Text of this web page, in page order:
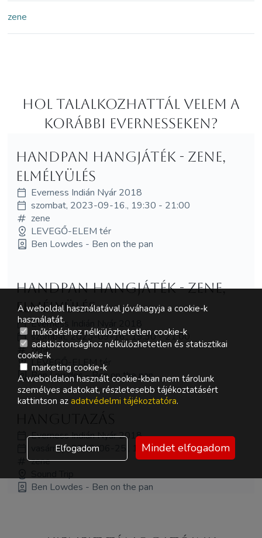
zene
Hol Talalkozhattál velem a
korábbi Evernesseken?
Handpan hangjáték - ZENE,
ELMÉLYÜLÉS
Everness Indián Nyár 2018
szombat, 2023-09-16., 19:30 - 21:00
zene
LEVEGŐ-ELEM tér
Ben Lowdes - Ben on the pan
Handpan hangjáték - ZENE,
ELMÉLYÜLÉS
Everness Indián Nyár 2018
szombat, 2023-09-16., 19:30 - 21:00
zene
LEVEGŐ-ELEM tér
Ben Lowdes - Ben on the pan
Everness Indián Nyár 2018
vasárnap, 2023-06-25., 17:30 - 19:00
zene
Ben Lowdes - Ben on the pan
A weboldal használatával jóváhagyja a cookie-k
használatát.
működéshez nélkülözhetetlen cookie-k
adatbiztonsághoz nélkülözhetetlen és statisztikai
cookie-k
marketing cookie-k
A weboldalon használt cookie-kban nem tárolunk
személyes adatokat, részletesebb tájékoztatásért
kattintson az adatvédelmi tájékoztatóra.
Elfogadom Mindet elfogadom